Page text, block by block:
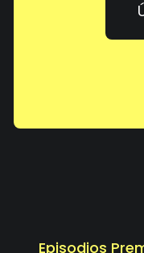
Episodios